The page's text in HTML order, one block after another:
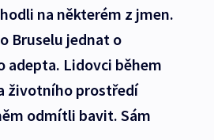
na některém z jmen.
Bruselu jednat o
Lidovci během
životního prostředí
odmítli bavit. Sám